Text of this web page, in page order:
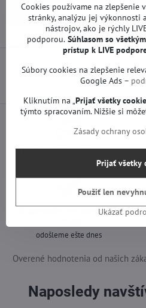
T-con a iné | Sencor TV a iné
Predchádzajúci produkt
Osobný odber v Trenčíne
Objednávky vytvorené do
odošleme ešte dnes
Overené hodnotenia od našich
Naposledy
Cookies používame na zlepšenie
stránky, analýzu jej výkonnosti
nástrojov, ako je rýchly
podporou. Súhlasom so
prístup k LIVE
Súbory cookies na zlepšenie
Google Ads –
Kliknutím na „ Prijať všetky
týmto spracovaním. Nižšie si
Zásady ochrany
Ukázať
Prijať všetky
Použiť len